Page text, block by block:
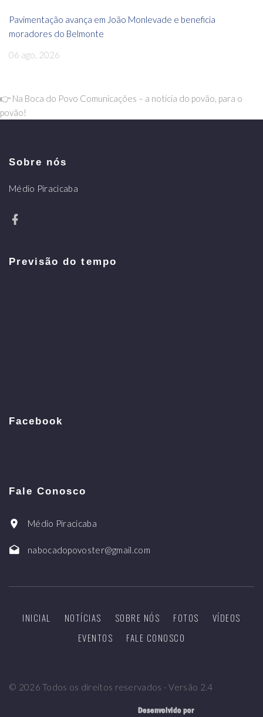
Pavimentação avança em João Monlevade e beneficia
moradores do Belmonte
06 ago, 2026
👉 Na Boca do Povo Comunicações – a notícia do povão, para o
povão!
Sobre nós
Médio Piracicaba
Previsão do tempo
Facebook
Fale Conosco
Médio Piracicaba
nabocadopovoster@gmail.com
INICIAL NOTÍCIAS SOBRE NÓS FOTOS
VÍDEOS
EVENTOS
FALE CONOSCO
© 2026 Todos os direitos reservados - Versão 2.4